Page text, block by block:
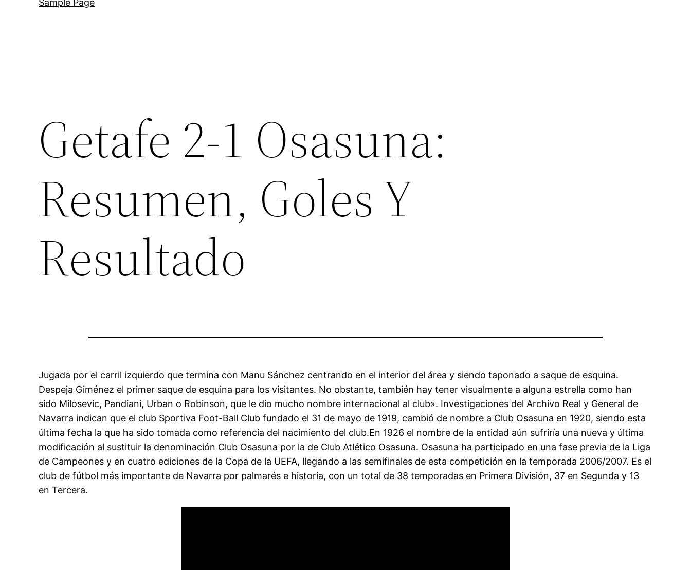
Sample Page
Getafe 2-1 Osasuna:
Resumen, Goles Y
Resultado
Jugada por el carril izquierdo que termina con Manu Sánchez centrando en el interior del área y siendo taponado a saque de esquina.
Despeja Giménez el primer saque de esquina para los visitantes. No obstante, también hay tener visualmente a alguna estrella como han
sido Milosevic, Pandiani, Urban o Robinson, que le dio mucho nombre internacional al club». Investigaciones del Archivo Real y General de
Navarra indican que el club Sportiva Foot-Ball Club fundado el 31 de mayo de 1919, cambió de nombre a Club Osasuna en 1920, siendo esta
última fecha la que ha sido tomada como referencia del nacimiento del club.En 1926 el nombre de la entidad aún sufriría una nueva y última
modificación al sustituir la denominación Club Osasuna por la de Club Atlético Osasuna. Osasuna ha participado en una fase previa de la Liga
de Campeones y en cuatro ediciones de la Copa de la UEFA, llegando a las semifinales de esta competición en la temporada 2006/2007. Es el
club de fútbol más importante de Navarra por palmarés e historia, con un total de 38 temporadas en Primera División, 37 en Segunda y 13
en Tercera.